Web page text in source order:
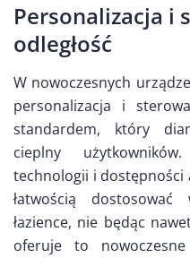
Personalizacja i
odległość
W nowoczesnych
personalizacja i
standardem, który
cieplny
technologii i dostępności
łatwością
łazience, nie będąc
oferuje to